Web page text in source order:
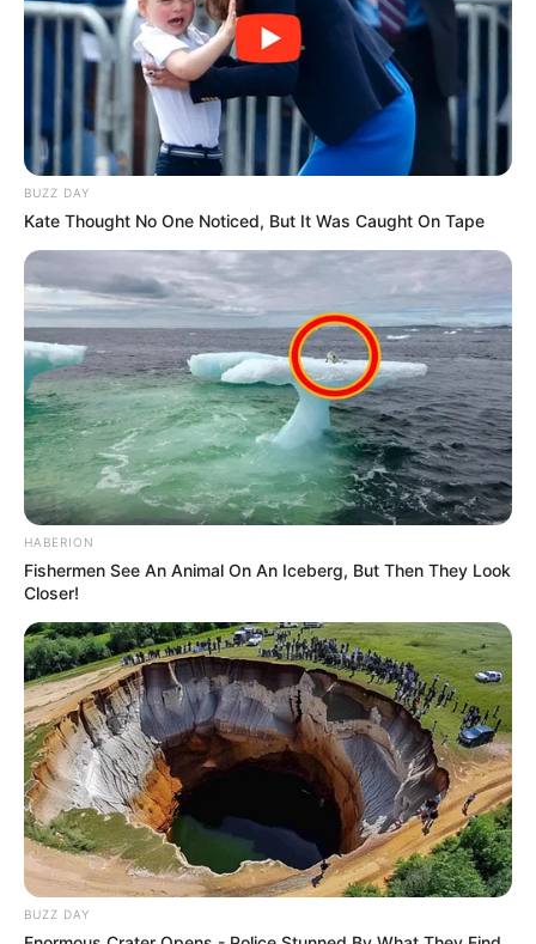
BUZZ DAY
Kate Thought No One Noticed, But It Was Caught On Tape
HABERION
Fishermen See An Animal On An Iceberg, But Then They Look
Closer!
BUZZ DAY